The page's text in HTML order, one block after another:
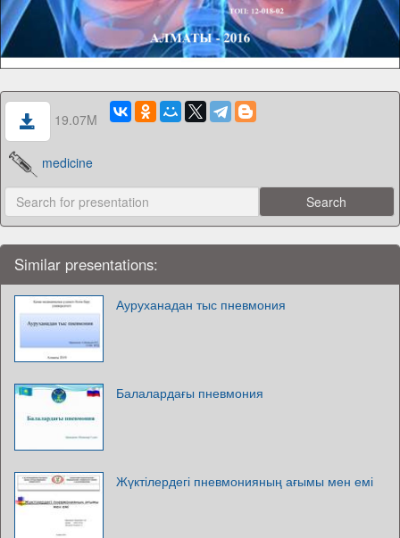
19.07M
medicine
Similar presentations:
Ауруханадан тыс пневмония
Балалардағы пневмония
Жүктілердегі пневмонияның ағымы мен емі